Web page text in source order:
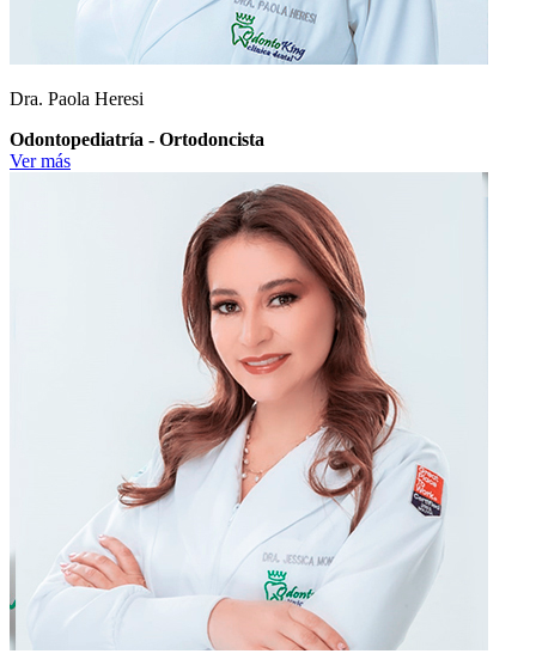
Dra. Paola Heresi
Odontopediatría - Ortodoncista
Ver más